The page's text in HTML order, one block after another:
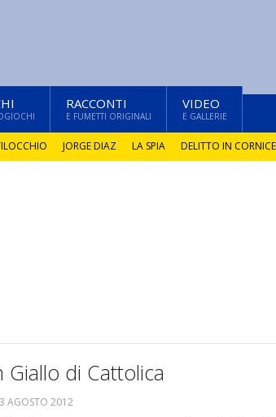
RACCONTI
E FUMETTI ORIGINALI
VIDEO
E GALLERIE
JORGE DIAZ LA SPIA DELITTO IN CORNICE
Giallo di Cattolica
AGOSTO 2012